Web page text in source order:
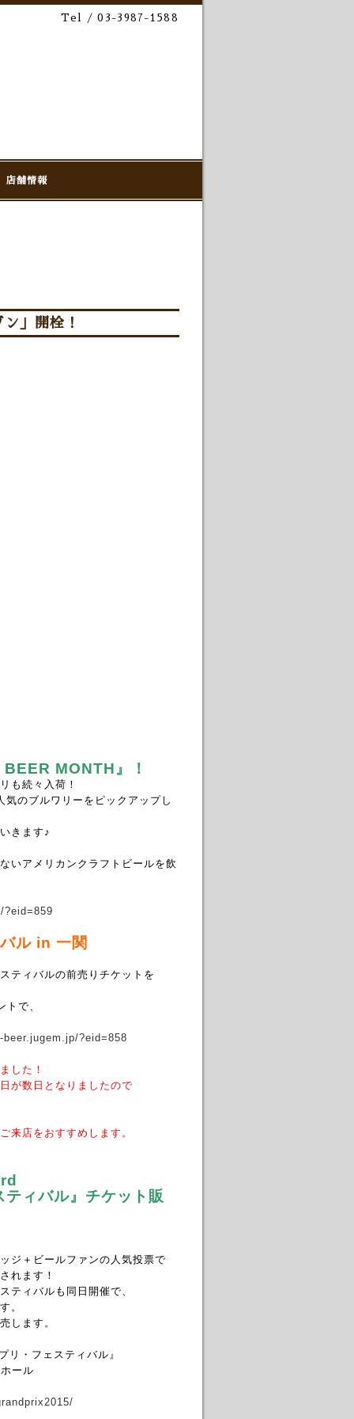
Tel / 03-3987-1588
店舗情報
」開栓！
MONTH』！
も続々入荷！
のブルワリーをピックアップし
きます♪
いアメリカンクラフトビールを飲
ル in 一関
ティバルの前売りチケットを
で、
?eid=858
した！
が数日となりましたので
来店をおすすめします。
バル』 チケット販
ジ＋ビールファンの人気投票で
れます！
ティバルも同日開催で、
。
します。
リ・フェスティバル』
ール